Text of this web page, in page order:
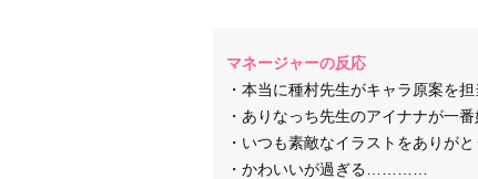
マネージャーの反応
・本当に種村先生がキャラ原案を
・ありなっち先生のアイナナが一
・いつも素敵なイラストをありがと
・かわいいが過ぎる…………